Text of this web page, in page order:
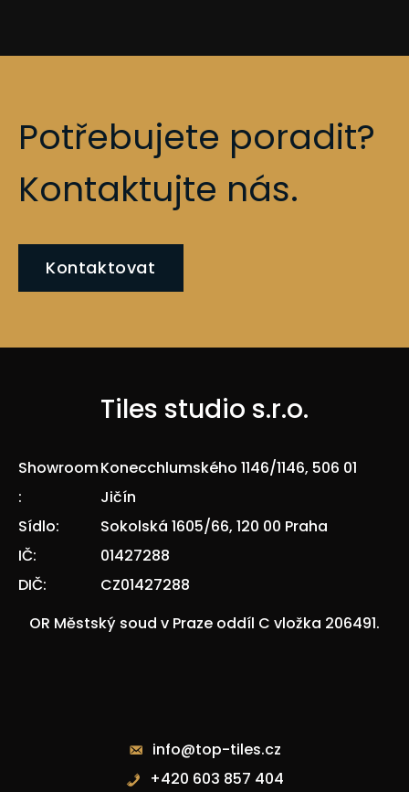
Potřebujete poradit?
Kontaktujte nás.
Kontaktovat
Tiles studio s.r.o.
Showroom
:
Konecchlumského 1146/1146, 506 01
Jičín
Sídlo:
Sokolská 1605/66, 120 00 Praha
IČ:
01427288
DIČ:
CZ01427288
OR Městský soud v Praze oddíl C vložka 206491.
info@top-tiles.cz
+420 603 857 404